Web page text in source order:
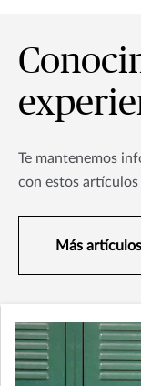
Te mantenemos
con estos artículos
Más artículos